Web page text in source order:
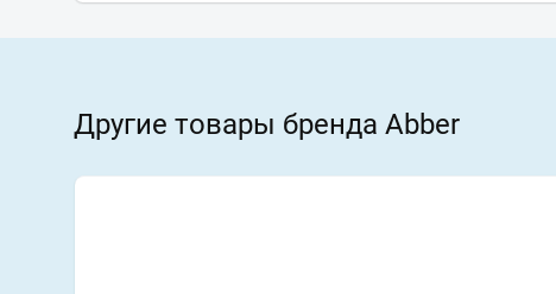
Другие товары бренда Abber